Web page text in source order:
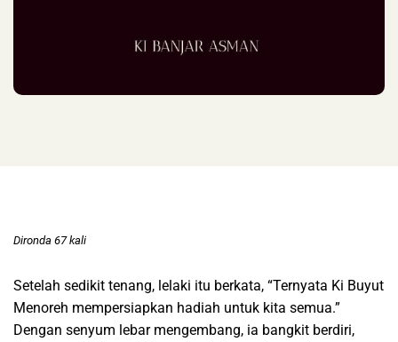
Dironda 67 kali
Setelah sedikit tenang, lelaki itu berkata, “Ternyata Ki Buyut
Menoreh mempersiapkan hadiah untuk kita semua.”
Dengan senyum lebar mengembang, ia bangkit berdiri,